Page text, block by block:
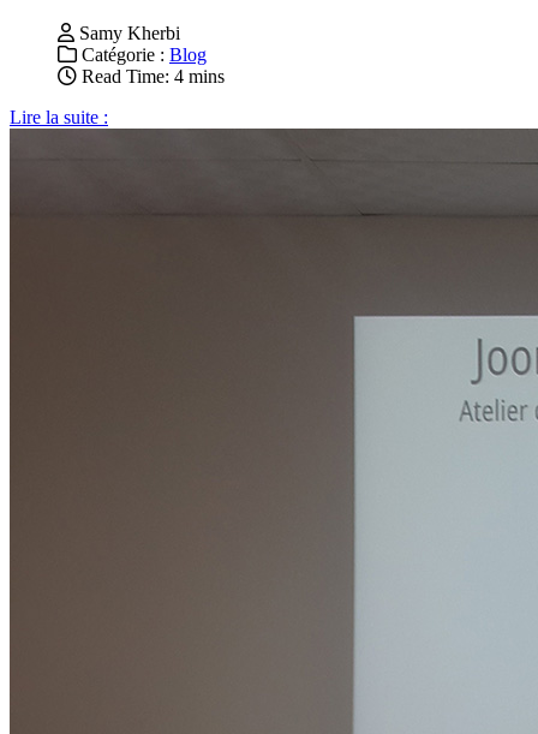
Samy Kherbi
Catégorie : Blog
Read Time: 4 mins
Lire la suite :